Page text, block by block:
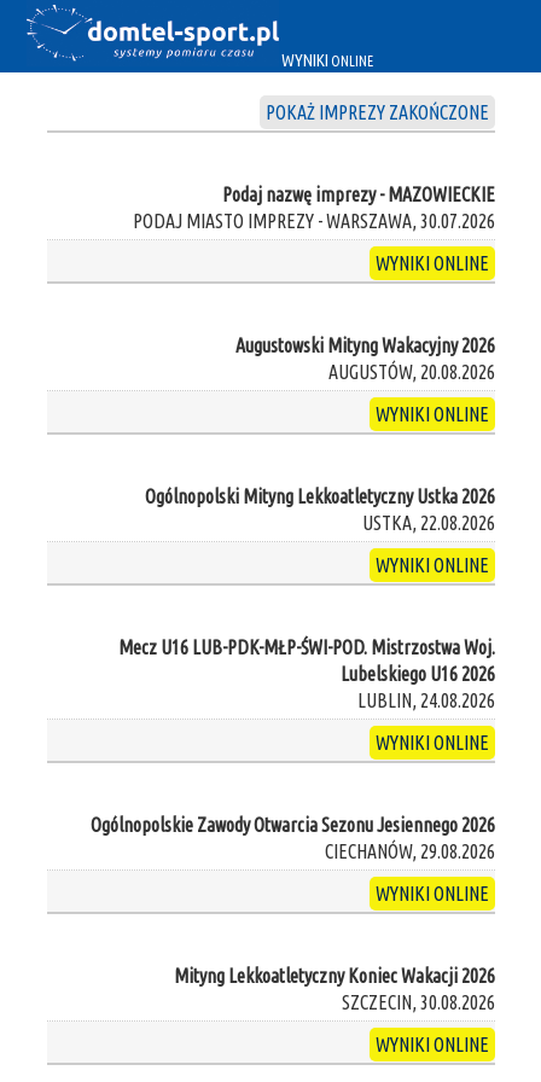
WYNIKI ONLINE
POKAŻ IMPREZY ZAKOŃCZONE
Podaj nazwę imprezy - MAZOWIECKIE
PODAJ MIASTO IMPREZY - WARSZAWA, 30.07.2026
WYNIKI ONLINE
Augustowski Mityng Wakacyjny 2026
AUGUSTÓW, 20.08.2026
WYNIKI ONLINE
Ogólnopolski Mityng Lekkoatletyczny Ustka 2026
USTKA, 22.08.2026
WYNIKI ONLINE
Mecz U16 LUB-PDK-MŁP-ŚWI-POD. Mistrzostwa Woj.
Lubelskiego U16 2026
LUBLIN, 24.08.2026
WYNIKI ONLINE
Ogólnopolskie Zawody Otwarcia Sezonu Jesiennego 2026
CIECHANÓW, 29.08.2026
WYNIKI ONLINE
Mityng Lekkoatletyczny Koniec Wakacji 2026
SZCZECIN, 30.08.2026
WYNIKI ONLINE